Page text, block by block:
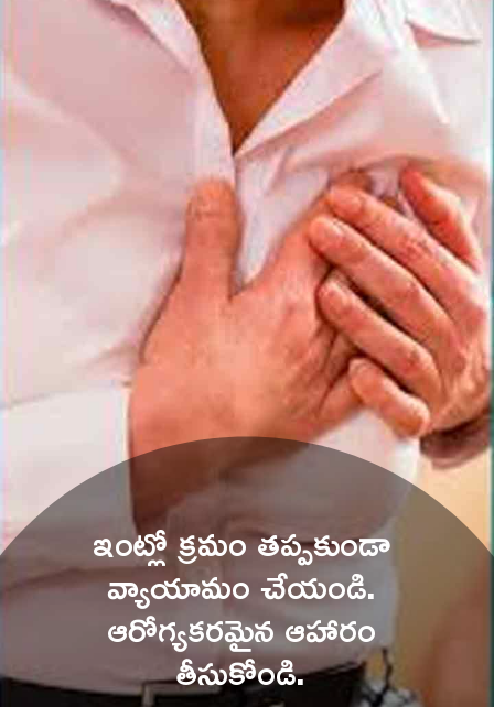
ఇంట్లో క్రమం తప్పకుండా
వ్యాయామం చేయండి.
ఆరోగ్యకరమైన ఆహారం
తీసుకోండి.